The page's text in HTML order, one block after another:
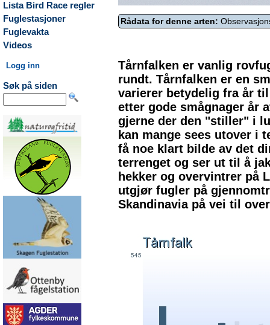
Lista Bird Race regler
Fuglestasjoner
Fuglevakta
Videos
Logg inn
Søk på siden
Rådata for denne arten:
Tårnfalken er vanlig
rundt. Tårnfalken er en
varierer betydelig fra år
etter gode smågnager år
gjerne der den "stiller" i
kan mange sees utover i
få noe klart bilde av det
terrenget og ser ut til å
hekker og overvintrer på
utgjør fugler på
Skandinavia på vei til